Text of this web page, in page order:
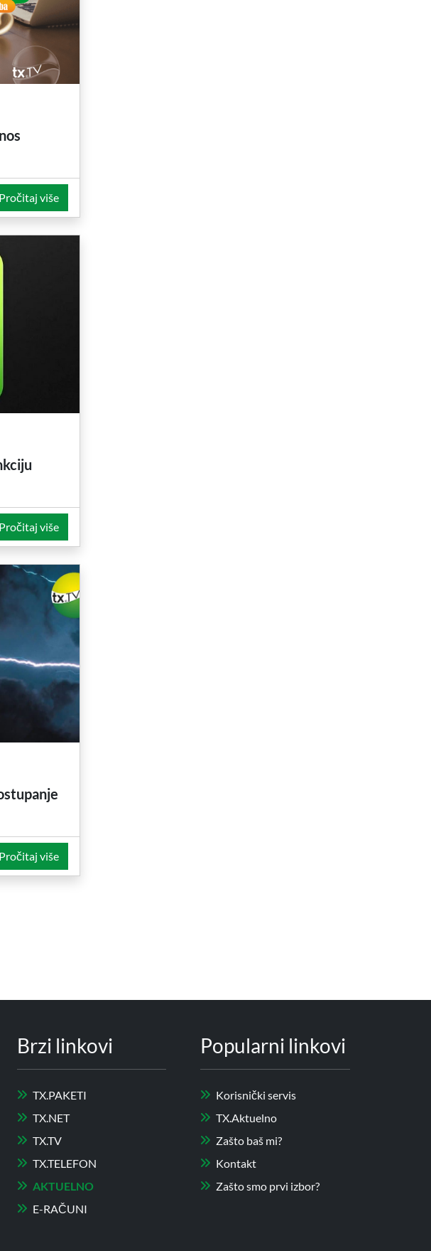
Pročitaj više
Pročitaj više
Pročitaj više
Brzi linkovi
TX.PAKETI
TX.NET
TX.TV
TX.TELEFON
AKTUELNO
E-RAČUNI
Popularni linkovi
Korisnički servis
TX.Aktuelno
Zašto baš mi?
Kontakt
Zašto smo prvi izbor?